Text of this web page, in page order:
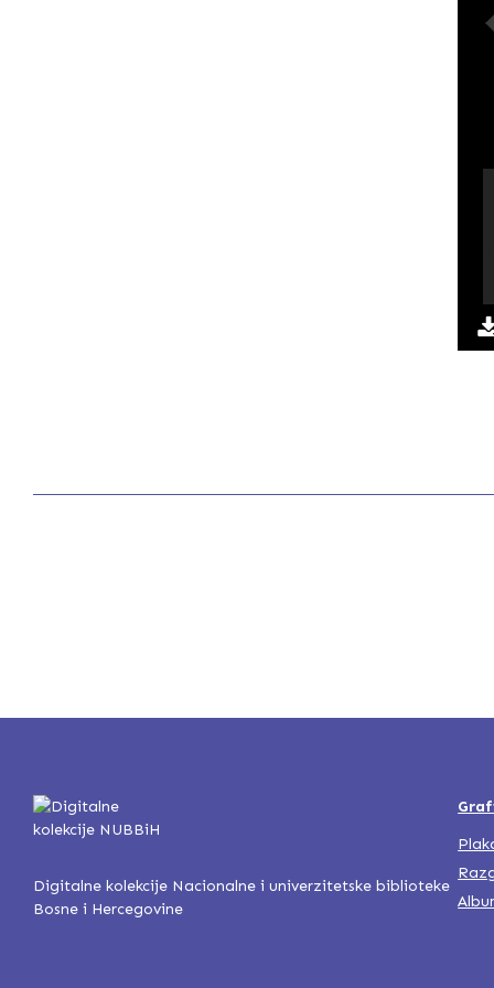
Digitalne kolekcije Nacionalne i univerzitetske biblioteke
Bosne i Hercegovine